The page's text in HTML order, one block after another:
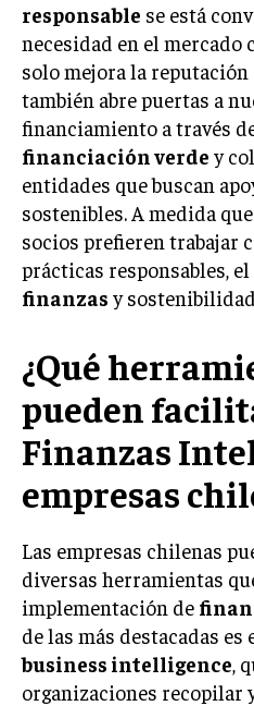
responsable se está
necesidad en el mercado
solo mejora la reputación
también abre puertas a
financiamiento a través
financiación verde y
entidades que buscan
sostenibles. A medida
socios prefieren trabajar
prácticas responsables,
finanzas y
¿Qué
pueden
Finanzas
empresas
Las empresas chilenas
diversas herramientas
implementación de
de las más destacadas
business intelligence,
organizaciones recopilar